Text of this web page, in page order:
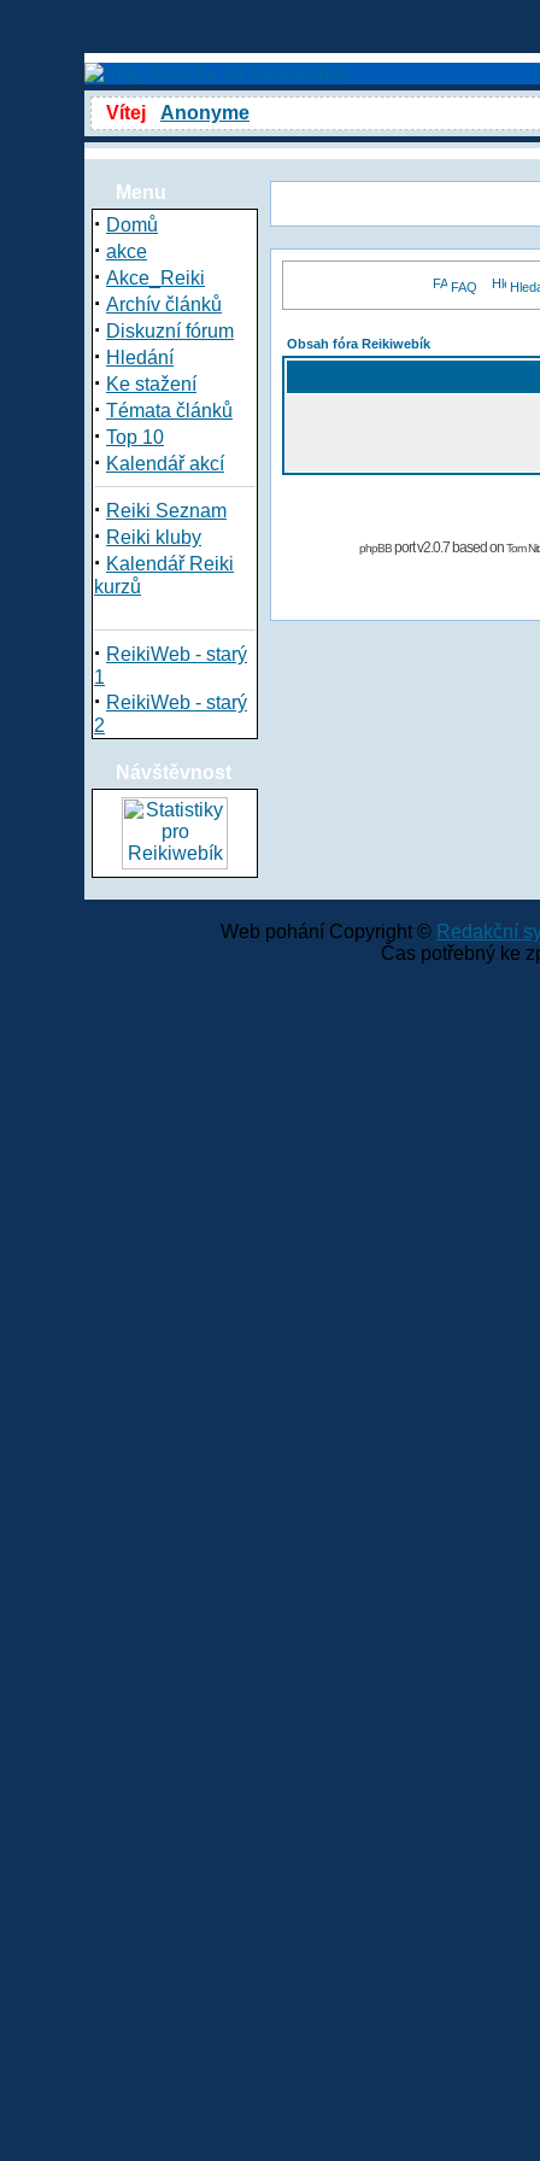
Vítej Anonyme
Menu
· Domů
· akce
· Akce_Reiki
· Archív článků
· Diskuzní fórum
· Hledání
· Ke stažení
· Témata článků
· Top 10
· Kalendář akcí
· Reiki Seznam
· Reiki kluby
· Kalendář Reiki
kurzů
· ReikiWeb - starý
1
· ReikiWeb - starý
2
Návštěvnost
FAQ
Obsah fóra Reikiwebík
phpBBport v2.0.7 based onTom
Web pohání Copyright © Redakční
Čas potřebný ke